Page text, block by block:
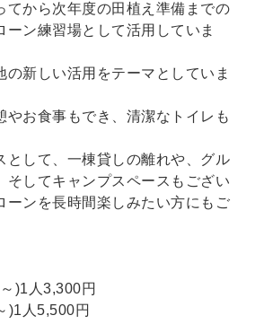
てから次年度の田植え準備までの
ーン練習場として活用していま
の新しい活用をテーマとしていま
やお食事もでき、清潔なトイレも
として、一棟貸しの離れや、グル
そしてキャンプスペースもござい
ーンを長時間楽しみたい方にもご
)1人3,300円
人5,500円